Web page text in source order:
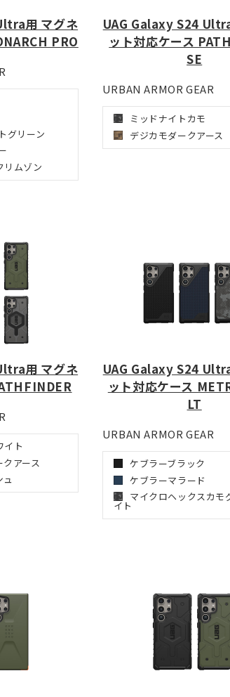
用 マグネ
PRO
グリーン
リムゾン
UAG Galaxy S24
ット対応ケース
SE
URBAN ARMOR GEAR
ミッドナイトカモ
デジカモダークアース
用 マグネ
イト
クアース
ュ
UAG Galaxy S24
ット対応ケース
LT
URBAN ARMOR GEAR
ケブラーブラック
ケブラーマラード
マイクロヘックスカモ
イト